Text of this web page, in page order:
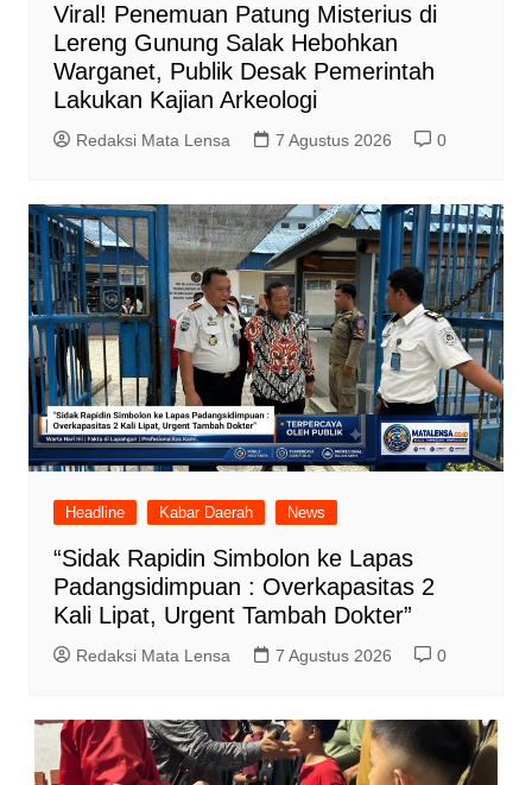
Viral! Penemuan Patung Misterius di
Lereng Gunung Salak Hebohkan
Warganet, Publik Desak Pemerintah
Lakukan Kajian Arkeologi
Redaksi Mata Lensa 7 Agustus 2026 0
Headline Kabar Daerah News
“Sidak Rapidin Simbolon ke Lapas
Padangsidimpuan : Overkapasitas 2
Kali Lipat, Urgent Tambah Dokter”
Redaksi Mata Lensa 7 Agustus 2026 0